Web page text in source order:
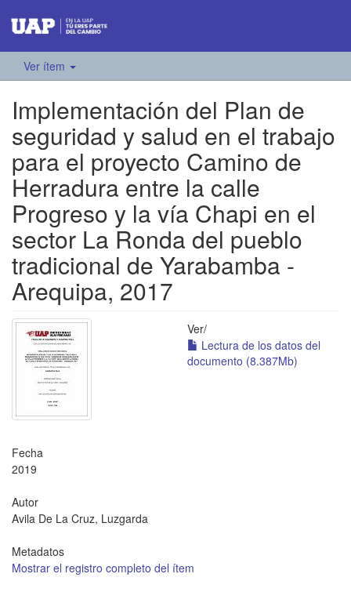
Ver ítem
Implementación del Plan de
seguridad y salud en el trabajo
para el proyecto Camino de
Herradura entre la calle
Progreso y la vía Chapi en el
sector La Ronda del pueblo
tradicional de Yarabamba -
Arequipa, 2017
Ver/
Lectura de los datos del
documento (8.387Mb)
Fecha
2019
Autor
Avila De La Cruz, Luzgarda
Metadatos
Mostrar el registro completo del ítem